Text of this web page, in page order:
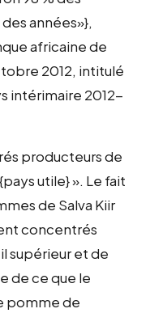
années»},
africaine de
2012, intitulé
intérimaire 2012-
producteurs de
utile} ». Le fait
de Salva Kiir
concentrés
supérieur et de
de ce que le
pomme de